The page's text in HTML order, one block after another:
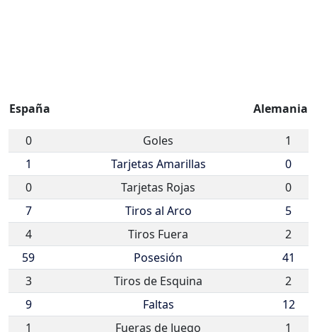
España Alemania
0 Goles
1
1
Tarjetas Amarillas
0
0
Tarjetas Rojas
0
7
Tiros al Arco
5
4
Tiros Fuera
2
59
Posesión
41
3
Tiros de Esquina
2
9
Faltas
12
1
Fueras de Juego 1